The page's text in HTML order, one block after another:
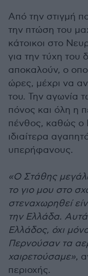
Από την στιγμή
την πτώση του
κάτοικοι στο
για την τύχη του
αποκαλούν, ο
ώρες, μέχρι να
του. Την αγωνία
πόνος και όλη η
πένθος, καθώς ο
ιδιαίτερα
υπερήφανους.
«Ο Στάθης
το γιο μου στο
στεναχωρηθεί
την Ελλάδα. Αυτά
Ελλάδος, όχι
Περνούσαν τα
χαιρετούσαμε»,
περιοχής.